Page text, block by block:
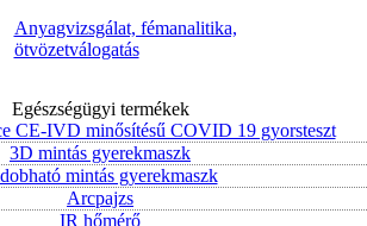
Anyagvizsgálat, fémanalitika,
ötvözetválogatás
Egészségügyi termékek
CE-IVD minősítésű COVID 19 gyorsteszt
3D mintás gyerekmaszk
mintás gyerekmaszk
Arcpajzs
IR hőmérő